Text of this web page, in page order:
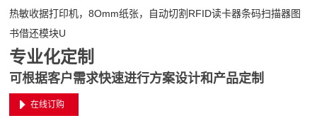
热敏收据打印机，8Omm纸张，自动切割RFID读卡器条码扫描器图
书借还模块U
专业化定制
可根据客户需求快速进行方案设计和产品定制
在线订购